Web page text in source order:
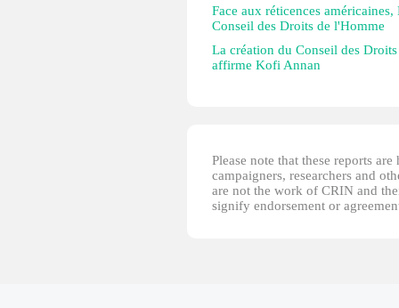
Face aux réticences
Conseil des Droits de l'Homme
La création du Conseil des
affirme Kofi Annan
Please note that these reports
campaigners, researchers and
are not the work of CRIN and
signify endorsement or